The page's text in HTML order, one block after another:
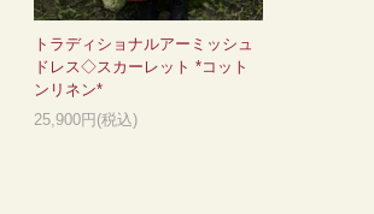
トラディショナルアーミッシュ
ドレス◇スカーレット *コット
ンリネン*
25,900円(税込)